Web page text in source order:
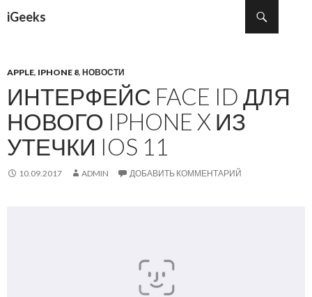
iGeeks
APPLE, IPHONE 8, НОВОСТИ
ИНТЕРФЕЙС FACE ID ДЛЯ
НОВОГО IPHONE X ИЗ
УТЕЧКИ IOS 11
10.09.2017 ADMIN ДОБАВИТЬ КОММЕНТАРИЙ